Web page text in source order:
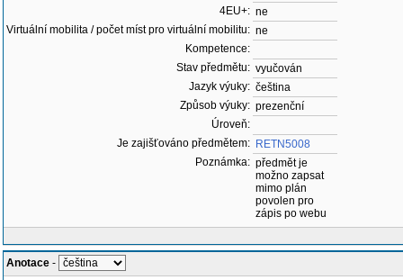
4EU+: ne
Virtuální mobilita / počet míst pro virtuální mobilitu: ne
Kompetence:
Stav předmětu: vyučován
Jazyk výuky: čeština
Způsob výuky: prezenční
Úroveň:
Je zajišťováno předmětem: RETN5008
Poznámka: předmět je
možno zapsat
mimo plán
povolen pro
zápis po webu
Anotace -